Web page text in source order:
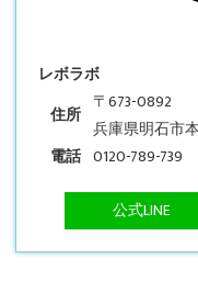
レボラボ
住所
〒673-0892
兵庫県明石市
電話 0120-789-739
公式LINE